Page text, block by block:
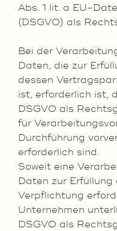
Abs. 1 lit. a EU-
(DSGVO) als
Bei der
Daten, die zur
dessen
ist, erforderlich ist,
DSGVO als
für
Durchführung
erforderlich sind.
Soweit eine
Daten zur Erfüllung
Verpflichtung
Unternehmen
DSGVO als